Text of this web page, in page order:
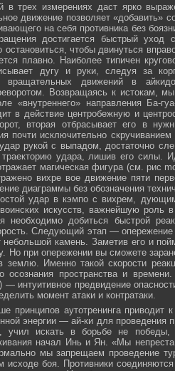
в трех измерениях даст ярко
движение позволяет «добавить»
на себя противника без
достигается быстрый уход
чтобы двинуться
плавно. Наиболее типичен
дугу и руки, следуя за
движений в
Возвращаясь к истокам,
«внутреннего» направления Ба-
в действие центробежную и
вторая отбрасывает его в
почти исключительно
рукой с выпадом, достаточно
удара, лишив его силы.
магическая фигура (см. рис
вихре вое движение пяти
диаграммы без обозначения
удар в кэмпо с вихрем,
искусств, важнейшую роль в
необходимо добиться быстрой
Следующий этап —
камень. Заметив его и
Но при опережении вы сможете
Именно такой скорости
осознания пространства и
— интуитивное предвидение
момент атаки и контратаки.
принципов аутотренинга приводит
энергии — ай-ки для проведения
учил искать в борьбе не
начал Инь и Ян. «Мы
мы запрещаем проведение
боя. Противники